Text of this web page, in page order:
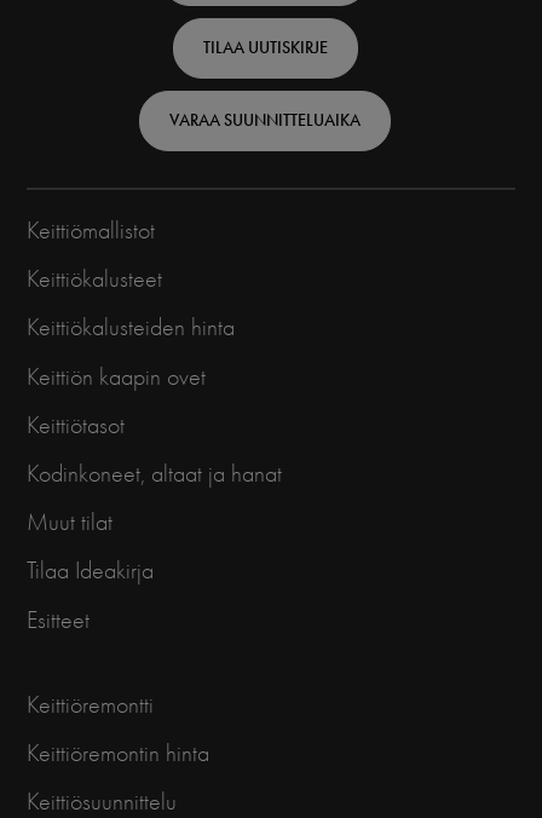
Finnish
TILAA UUTISKIRJE
VARAA SUUNNITTELUAIKA
Keittiömallistot
Keittiökalusteet
Keittiökalusteiden hinta
Keittiön kaapin ovet
Keittiötasot
Kodinkoneet, altaat ja hanat
Muut tilat
Tilaa Ideakirja
Esitteet
Keittiöremontti
Keittiöremontin hinta
Keittiösuunnittelu